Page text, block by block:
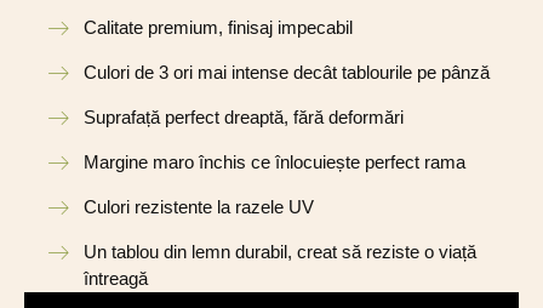
Calitate premium, finisaj impecabil
Culori de 3 ori mai intense decât tablourile pe pânză
Suprafață perfect dreaptă, fără deformări
Margine maro închis ce înlocuiește perfect rama
Culori rezistente la razele UV
Un tablou din lemn durabil, creat să reziste o viață
întreagă